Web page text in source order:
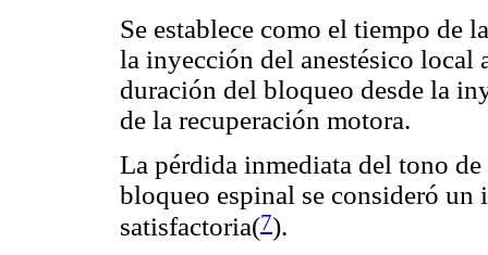
Se establece como el tiempo de
la inyección del anestésico
duración del bloqueo desde la
de la recuperación motora.
La pérdida inmediata del tono
bloqueo espinal se consideró
satisfactoria(7).